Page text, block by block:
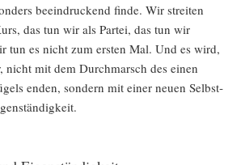
beein­dru­ckend fin­de. Wir strei­ten
das tun wir als Par­tei, das tun wir
tun es nicht zum ers­ten Mal. Und es wird,
nicht mit dem Durch­marsch des einen
enden, son­dern mit einer neu­en Selbst­